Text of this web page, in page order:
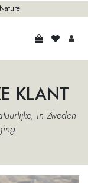
KLANT
in Zweden